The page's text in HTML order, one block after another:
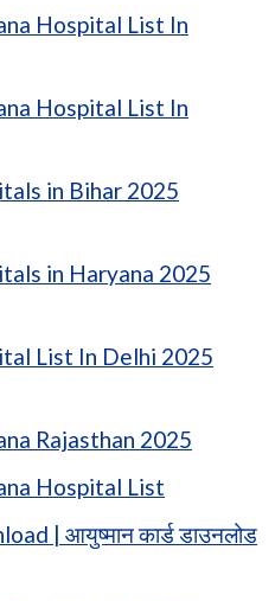
Hospital List In
Hospital List In
in Bihar 2025
in Haryana 2025
List In Delhi 2025
Rajasthan 2025
Hospital List
| आयुष्मान कार्ड डाउनलोड